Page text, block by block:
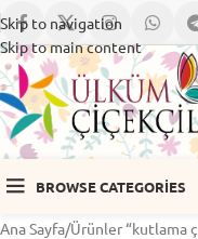
Skip to navigation
Skip to main content
BROWSE CATEGORIES
Ana Sayfa Ürünler “kutlama